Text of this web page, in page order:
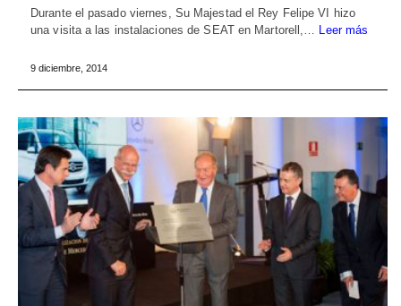
Durante el pasado viernes, Su Majestad el Rey Felipe VI hizo
una visita a las instalaciones de SEAT en Martorell,… Leer más
9 diciembre, 2014